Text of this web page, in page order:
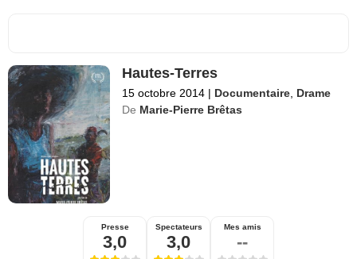
Hautes-Terres
15 octobre 2014 | Documentaire Drame
De Marie-Pierre Brêtas
Presse
3,0
Spectateurs
3,0
Mes amis
--